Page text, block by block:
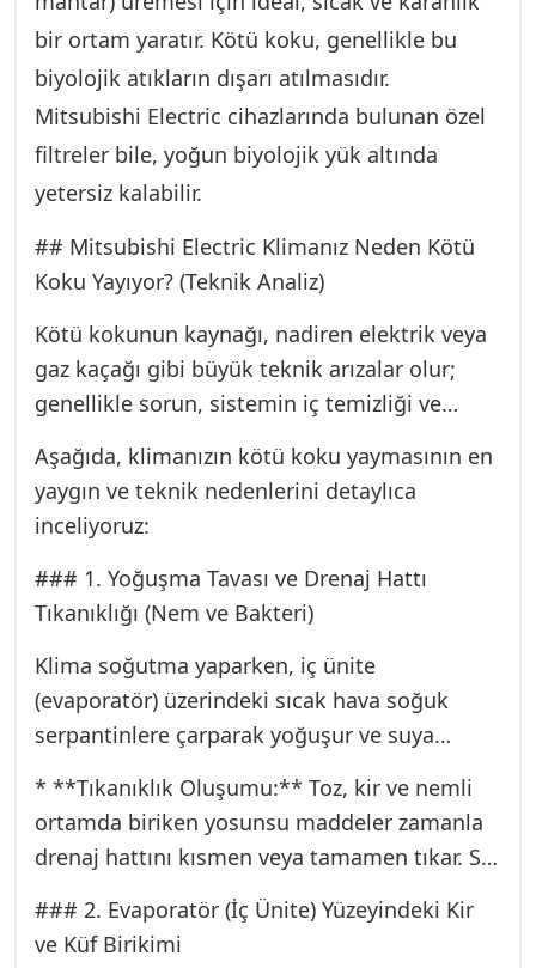
size geri kazandırmaktır.
noktalarına en geç 30 dakika içinde
ulaşabilme kapasitesine sahibiz ve haftanın 7
günü 24 saat acil servis imkanı sunuyoruz.
Klimanızın performansını, hava kalitesini ve
enerji verimliliğini korumak bizim temel
görevimizdir.
bir ortam yaratır. Kötü koku, genellikle bu
biyolojik atıkların dışarı atılmasıdır.
Mitsubishi Electric cihazlarında bulunan özel
filtreler bile, yoğun biyolojik yük altında
yetersiz kalabilir.
## Mitsubishi Electric Klimanız Neden Kötü
Koku Yayıyor? (Teknik Analiz)
Kötü kokunun kaynağı, nadiren elektrik veya
gaz kaçağı gibi büyük teknik arızalar olur;
genellikle sorun, sistemin iç temizliği ve
klimalar üstün filtrasyon ve kurutma
özelliklerine sahip olsa da, periyodik
bakımların aksatılması, cihazın iç
kısımlarında biyolojik kirliliğe yol açar.
Aşağıda, klimanızın kötü koku yaymasının en
yaygın ve teknik nedenlerini detaylıca
inceliyoruz:
### 1. Yoğuşma Tavası ve Drenaj Hattı
Tıkanıklığı (Nem ve Bakteri)
Klima soğutma yaparken, iç ünite
(evaporatör) üzerindeki sıcak hava soğuk
serpantinlere çarparak yoğuşur ve suya
drenaj hattı (tahliye borusu) aracılığıyla dışarı
atılır.
* **Tıkanıklık Oluşumu:** Toz, kir ve nemli
ortamda biriken yosunsu maddeler zamanla
drenaj hattını kısmen veya tamamen tıkar. Su
dışarı akmak yerine, iç ünitede beklemeye
başlar.
* **Bakteri Üremesi:** Duran su, biyofilm adı
### 2. Evaporatör (İç Ünite) Yüzeyindeki Kir
ve Küf Birikimi